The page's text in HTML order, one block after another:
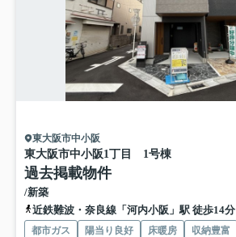
東大阪市中小阪
東大阪市中小阪1丁目 1号棟
過去掲載物件
/新築
近鉄難波・奈良線「河内小阪」駅 徒歩14分
都市ガス 陽当り良好 床暖房
収納豊富